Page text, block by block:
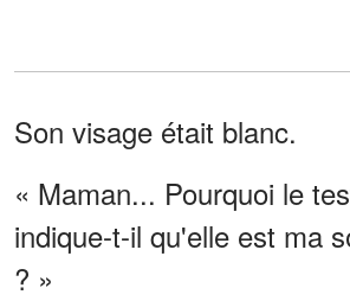
Son visage était blanc.
« Maman... Pourquoi le
indique-t-il qu'elle est ma
? »